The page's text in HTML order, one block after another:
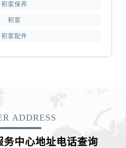
积家保养
积家
积家配件
ADDRESS
务中心地址电话查询